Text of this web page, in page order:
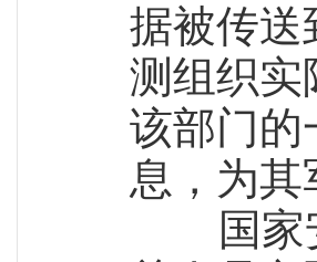
据被传送
测组织实
该部门的
息，为其
国家安